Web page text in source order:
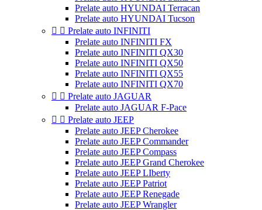
Prelate auto HYUNDAI Terracan
Prelate auto HYUNDAI Tucson
  Prelate auto INFINITI
Prelate auto INFINITI FX
Prelate auto INFINITI QX30
Prelate auto INFINITI QX50
Prelate auto INFINITI QX55
Prelate auto INFINITI QX70
  Prelate auto JAGUAR
Prelate auto JAGUAR F-Pace
  Prelate auto JEEP
Prelate auto JEEP Cherokee
Prelate auto JEEP Commander
Prelate auto JEEP Compass
Prelate auto JEEP Grand Cherokee
Prelate auto JEEP LIberty
Prelate auto JEEP Patriot
Prelate auto JEEP Renegade
Prelate auto JEEP Wrangler